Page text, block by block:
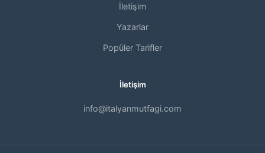
İletişim
Yazarlar
Popüler Tarifler
İletişim
info@italyanmutfagi.com